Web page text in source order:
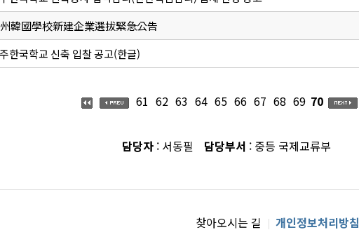
韓國學校新建企業選拔緊急公告
한국학교 신축 입찰 공고(한글)
61 62 63 64 65 66 67 68 69 70
담당자 : 서동필 담당부서 : 중등 국제교류부
찾아오시는 길 개인정보처리방침